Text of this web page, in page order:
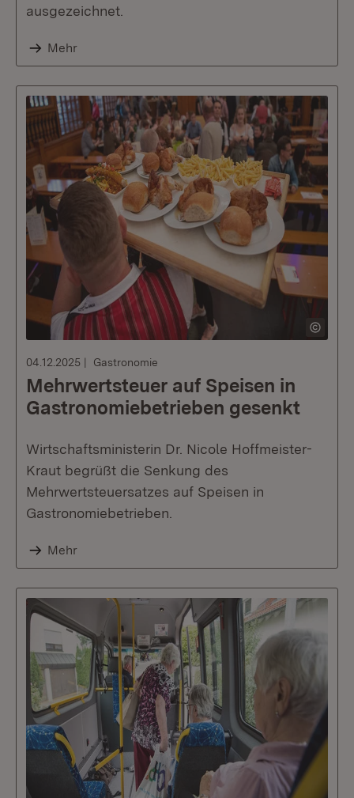
ausgezeichnet.
Mehr
04.12.2025 Gastronomie
Mehrwertsteuer auf Speisen in
Gastronomiebetrieben gesenkt
Wirtschaftsministerin Dr. Nicole Hoffmeister-
Kraut begrüßt die Senkung des
Mehrwertsteuersatzes auf Speisen in
Gastronomiebetrieben.
Mehr